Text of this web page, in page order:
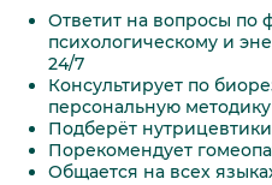
Ответит на вопросы по
психологическому и
24/7
Консультирует по
персональную методику
Подберёт нутрицевтики
Порекомендует
Общается на всех